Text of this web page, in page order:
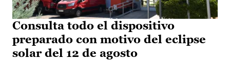
Consulta todo el dispositivo
preparado con motivo del eclipse
solar del 12 de agosto